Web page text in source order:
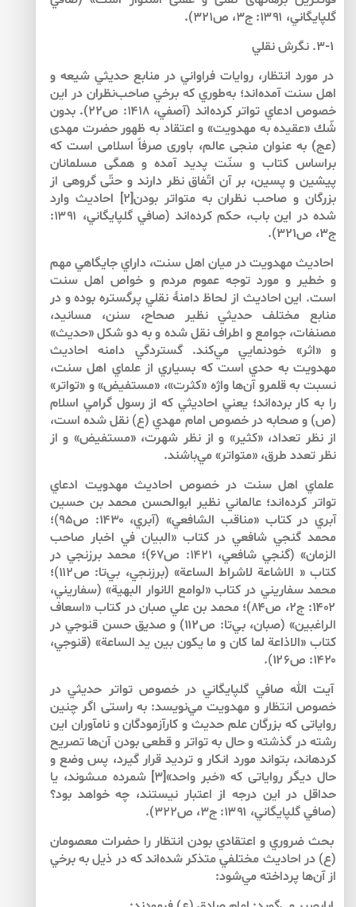
گلپايگاني، ۱۳۹۱: ج۳، ص۳۲۱).
۳-۱. نگرش نقلي
در مورد انتظار، روايات فراواني در منابع حديثي شيعه و
اهل سنت آمده‌اند؛ به‌طوري كه برخي صاحب‌نظران در اين
خصوص ادعاي تواتر كرده‌اند (آصفي، ۱۴۱۸: ص۲۲). بدون
شّك «عقيده‏ به‏ مهدويت‏» و اعتقاد به ظهور حضرت مهدى
(عج) به عنوان منجى عالم، باورى صرفاً اسلامى است كه
براساس كتاب و سنّت پديد آمده و همگى مسلمانان
پيشين و پسين، بر آن اتّفاق نظر دارند و حتّى گروهى از
بزرگان و صاحب نظران به متواتر بودن‏[۲] احاديث وارد
شده در اين باب، حكم كرده‌اند (صافي گلپايگاني، ۱۳۹۱:
ج۳، ص۳۲۱).
احاديث مهدويت در ميان اهل سنت، داراي جايگاهي مهم
و خطير و مورد توجه عموم مردم و خواص اهل سنت
است. اين احاديث از لحاظ دامنۀ نقلي پرگستره بوده و در
منابع مختلف حديثي نظير صحاح، سنن، مسانيد،
مصنفات، جوامع و اطراف نقل شده و به دو شكل «حديث»
و «اثر» خودنمايي مي‌‌كند. گستردگي دامنه احاديث
مهدويت به حدي است كه بسياري از علماي اهل سنت،
نسبت به قلمرو آن‌‌ها واژه «كثرت»، «مستفيض» و «تواتر»
را به كار برده‌‌اند؛ يعني احاديثي كه از رسول گرامي اسلام
(ص) و صحابه در خصوص امام مهدي (ع) نقل شده است،
از نظر تعداد، «كثير» و از نظر شهرت، «مستفيض» و از
نظر تعدد طرق، «متواتر» مي‌‌باشند.
علماي اهل سنت در خصوص احاديث مهدويت ادعاي
تواتر كرده‌اند؛ عالماني نظير ابوالحسن محمد بن حسين
آبري در كتاب «مناقب الشافعي» (آبري، ۱۴۳۰: ص۹۵)؛
محمد گنجي شافعي در كتاب «البيان في اخبار صاحب
الزمان» (گنجي شافعي، ۱۴۲۱: ص۶۷)؛ محمد برزنجي در
كتاب « الاشاعة لاشراط الساعة» (برزنجي، بي‌‌تا: ص۱۱۲)؛
محمد سفاريني در كتاب «لوامع الانوار البهية» (سفاريني،
۱۴۰۲: ج۲، ص۸۴)؛ محمد بن علي صبان در كتاب «اسعاف
الراغبين» (صبان، بي‌‌تا: ص۱۱۲) و صديق حسن قنوجي در
كتاب «الاذاعة لما كان و ما يكون بين يد الساعة» (قنوجي،
۱۴۲۰: ص۱۲۶).
آيت الله صافي گلپايگاني در خصوص تواتر حديثي در
خصوص انتظار و مهدويت مي‌‌نويسد: به راستى اگر چنين
رواياتى كه بزرگان علم حديث و كارآزمودگان و نام‏آوران اين
رشته در گذشته و حال به تواتر و قطعى بودن آن‌‌ها تصريح
كرده‏اند، بتواند مورد انكار و ترديد قرار گيرد، پس وضع و
حال ديگر رواياتى كه «خبر واحد»[۳] شمرده مى‏شوند، يا
حداقل در اين درجه از اعتبار نيستند، چه خواهد بود؟
(صافي گلپايگاني، ۱۳۹۱: ج۳، ص۳۲۲).
بحث ضروري و اعتقادي بودن انتظار را حضرات معصومان
(ع) در احاديث مختلفي متذكر شده‌‌اند كه در ذيل به برخي
از آن‌‌ها پرداخته مي‌‌شود: